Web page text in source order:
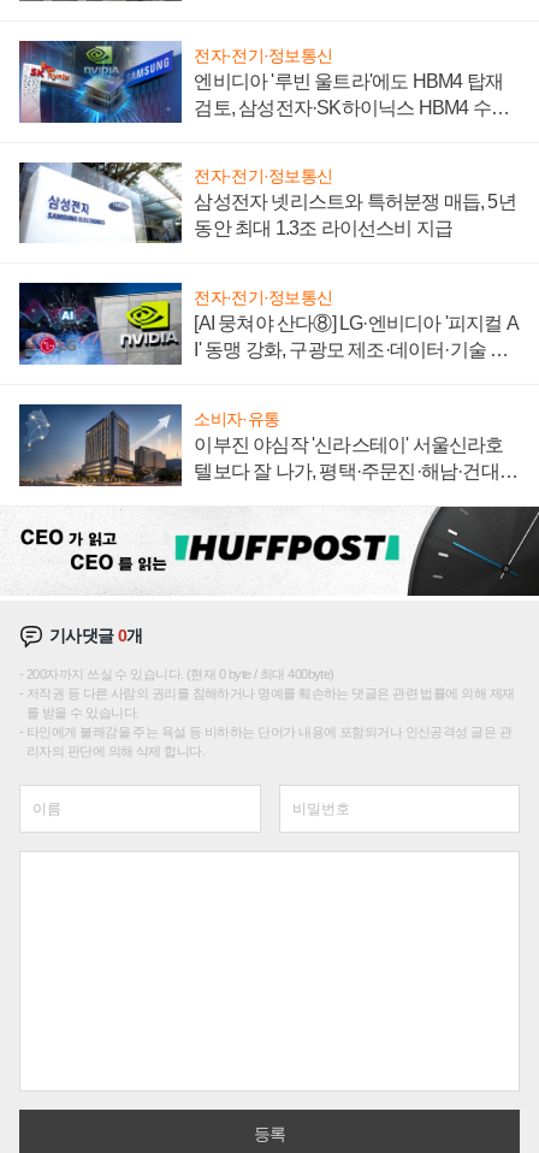
전자·전기·정보통신
엔비디아 '루빈 울트라'에도 HBM4 탑재
검토, 삼성전자·SK하이닉스 HBM4 수율
전자·전기·정보통신
삼성전자 넷리스트와 특허분쟁 매듭, 5년
동안 최대 1.3조 라이선스비 지급
전자·전기·정보통신
[AI 뭉쳐야 산다⑧] LG·엔비디아 '피지컬 A
I' 동맹 강화, 구광모 제조·데이터·기술 결
소비자·유통
이부진 야심작 '신라스테이' 서울신라호
텔보다 잘 나가, 평택·주문진·해남·건대로
기사댓글0개
200자까지 쓰실 수 있습니다. (현재 0 byte / 최대 400byte)
저작권 등 다른 사람의 권리를 침해하거나 명예를 훼손하는 댓글은 관련 법률에 의해 제재
를 받을 수 있습니다.
타인에게 불쾌감을 주는 욕설 등 비하하는 단어가 내용에 포함되거나 인신공격성 글은 관
리자의 판단에 의해 삭제 합니다.